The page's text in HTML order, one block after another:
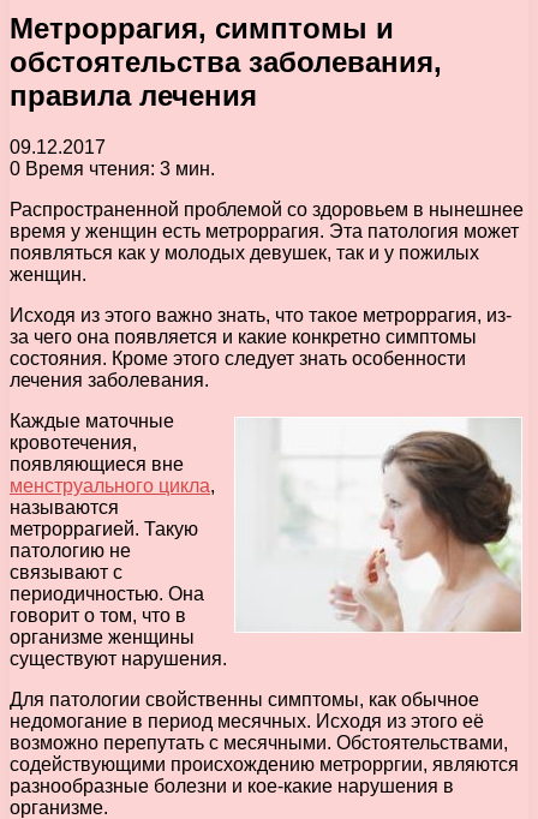
Метроррагия, симптомы и
обстоятельства заболевания,
правила лечения
09.12.2017
0 Время чтения: 3 мин.
Распространенной проблемой со здоровьем в нынешнее
время у женщин есть метроррагия. Эта патология может
появляться как у молодых девушек, так и у пожилых
женщин.
Исходя из этого важно знать, что такое метроррагия, из-
за чего она появляется и какие конкретно симптомы
состояния. Кроме этого следует знать особенности
лечения заболевания.
Каждые маточные
кровотечения,
появляющиеся вне
менструального цикла,
называются
метроррагией. Такую
патологию не
связывают с
периодичностью. Она
говорит о том, что в
организме женщины
существуют нарушения.
Для патологии свойственны симптомы, как обычное
недомогание в период месячных. Исходя из этого её
возможно перепутать с месячными. Обстоятельствами,
содействующими происхождению метрорргии, являются
разнообразные болезни и кое-какие нарушения в
организме.